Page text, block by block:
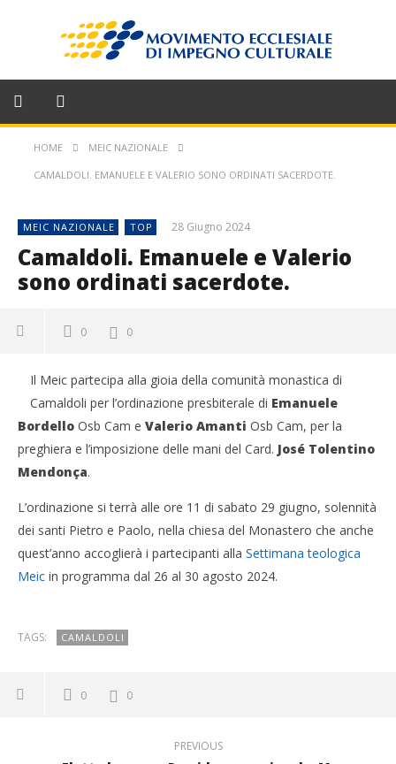
HOME MEIC NAZIONALE
CAMALDOLI. EMANUELE E VALERIO SONO ORDINATI SACERDOTE.
MEIC NAZIONALE TOP 28 Giugno 2024
Camaldoli. Emanuele e Valerio
sono ordinati sacerdote.
0 0
Il Meic partecipa alla gioia della comunità monastica di
Camaldoli per l’ordinazione presbiterale di Emanuele
Bordello Osb Cam e Valerio Amanti Osb Cam, per la
preghiera e l’imposizione delle mani del Card. José Tolentino
Mendonça.
L’ordinazione si terrà alle ore 11 di sabato 29 giugno, solennità
dei santi Pietro e Paolo, nella chiesa del Monastero che anche
quest’anno accoglierà i partecipanti alla Settimana teologica
Meic in programma dal 26 al 30 agosto 2024.
TAGS: CAMALDOLI
0 0
PREVIOUS